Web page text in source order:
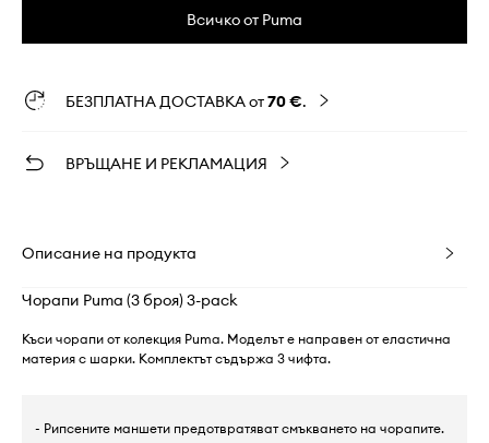
Всичко от Puma
БЕЗПЛАТНА ДОСТАВКА от70 €.
ВРЪЩАНЕ И РЕКЛАМАЦИЯ
Описание на продукта
Чорапи Puma (3 броя) 3-pack
Къси чорапи от колекция Puma. Моделът е направен от еластична
материя с шарки. Комплектът съдържа 3 чифта.
- Рипсените маншети предотвратяват смъкването на чорапите.